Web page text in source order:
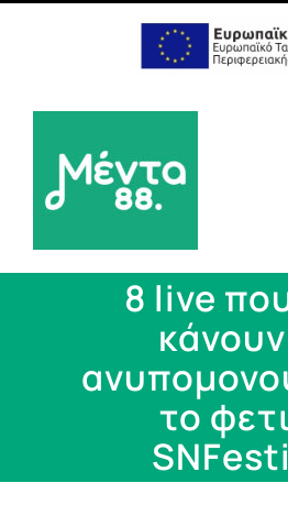
8 live
το